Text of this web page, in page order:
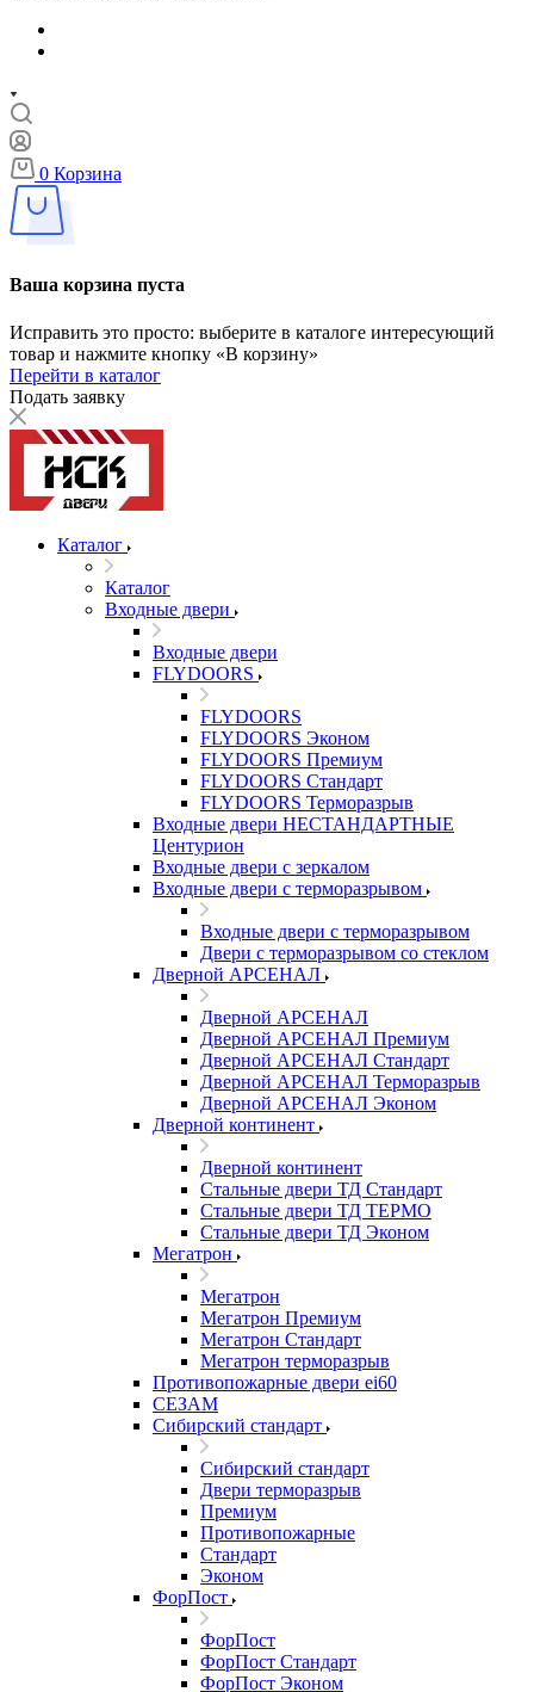
0 Корзина
Ваша корзина пуста
Исправить это просто: выберите в каталоге интересующий
товар и нажмите кнопку «В корзину»
Перейти в каталог
Подать заявку
Каталог
Каталог
Входные двери
Входные двери
FLYDOORS
FLYDOORS
FLYDOORS Эконом
FLYDOORS Премиум
FLYDOORS Стандарт
FLYDOORS Терморазрыв
Входные двери НЕСТАНДАРТНЫЕ
Центурион
Входные двери с зеркалом
Входные двери с терморазрывом
Входные двери с терморазрывом
Двери с терморазрывом со стеклом
Дверной АРСЕНАЛ
Дверной АРСЕНАЛ
Дверной АРСЕНАЛ Премиум
Дверной АРСЕНАЛ Стандарт
Дверной АРСЕНАЛ Терморазрыв
Дверной АРСЕНАЛ Эконом
Дверной континент
Дверной континент
Стальные двери ТД Стандарт
Стальные двери ТД ТЕРМО
Стальные двери ТД Эконом
Мегатрон
Мегатрон
Мегатрон Премиум
Мегатрон Стандарт
Мегатрон терморазрыв
Противопожарные двери ei60
СЕЗАМ
Сибирский стандарт
Сибирский стандарт
Двери терморазрыв
Премиум
Противопожарные
Стандарт
Эконом
ФорПост
ФорПост
ФорПост Стандарт
ФорПост Эконом